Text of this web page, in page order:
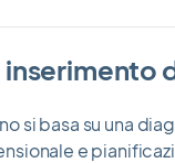
si basa su una
e